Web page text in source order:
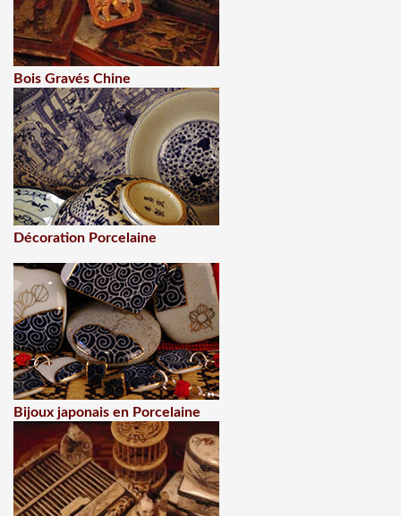
Bois Gravés Chine
Décoration Porcelaine
Bijoux japonais en Porcelaine